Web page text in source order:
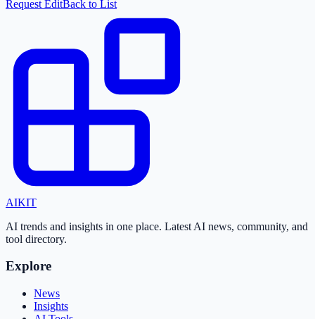
Request EditBack to List
AIKIT
AI trends and insights in one place. Latest AI news, community, and
tool directory.
Explore
News
Insights